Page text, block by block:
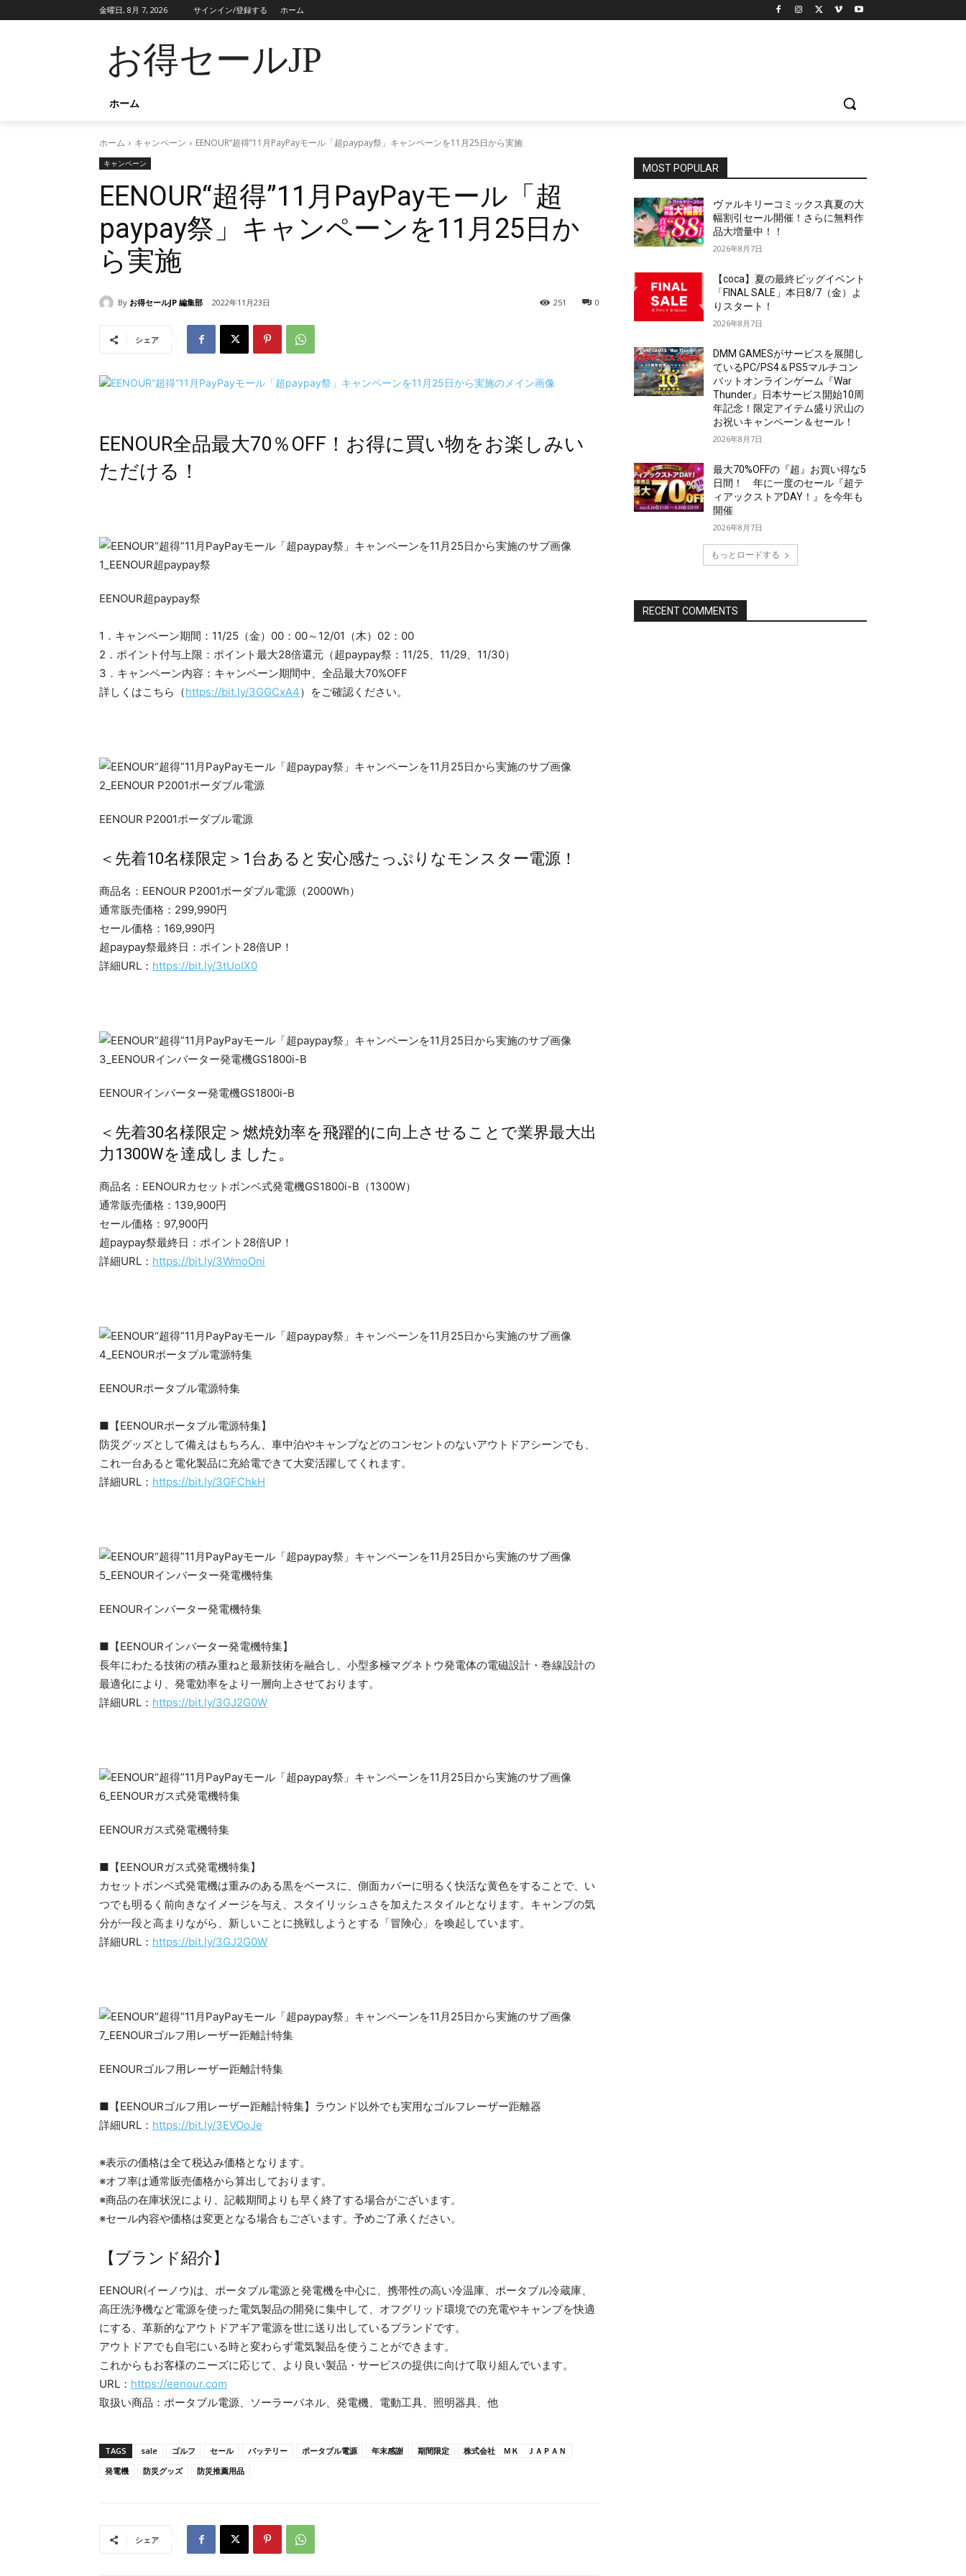
金曜日, 8月 7, 2026 サインイン/登録する ホーム
お得セールJP
ホーム
ホーム キャンペーン EENOUR“超得”11月PayPayモール「超paypay祭」キャンペーンを11月25日から実施
キャンペーン
EENOUR“超得”11月PayPayモール「超
paypay祭」キャンペーンを11月25日か
ら実施
By お得セールJP 編集部 2022年11月23日 0
251
シェア
EENOUR全品最大70％OFF！お得に買い物をお楽しみい
ただける！
EENOUR超paypay祭
1．キャンペーン期間：11/25（金）00：00～12/01（木）02：00
2．ポイント付与上限：ポイント最大28倍還元（超paypay祭：11/25、11/29、11/30）
3．キャンペーン内容：キャンペーン期間中、全品最大70%OFF
詳しくはこちら（https://bit.ly/3GGCxA4）をご確認ください。
EENOUR P2001ポーダブル電源
＜先着10名様限定＞1台あると安心感たっぷりなモンスター電源！
商品名：EENOUR P2001ポーダブル電源（2000Wh）
通常販売価格：299,990円
セール価格：169,990円
超paypay祭最終日：ポイント28倍UP！
詳細URL： https://bit.ly/3tUoIX0
EENOURインバーター発電機GS1800i-B
＜先着30名様限定＞燃焼効率を飛躍的に向上させることで業界最大出
力1300Wを達成しました。
商品名：EENOURカセットボンベ式発電機GS1800i-B（1300W）
通常販売価格：139,900円
セール価格：97,900円
超paypay祭最終日：ポイント28倍UP！
詳細URL： https://bit.ly/3WmoOni
EENOURポータブル電源特集
■【EENOURポータブル電源特集】
防災グッズとして備えはもちろん、車中泊やキャンプなどのコンセントのないアウトドアシーンでも、
これ一台あると電化製品に充給電できて大変活躍してくれます。
詳細URL： https://bit.ly/3GFChkH
EENOURインバーター発電機特集
■【EENOURインバーター発電機特集】
長年にわたる技術の積み重ねと最新技術を融合し、小型多極マグネトウ発電体の電磁設計・巻線設計の
最適化により、発電効率をより一層向上させております。
詳細URL： https://bit.ly/3GJ2G0W
EENOURガス式発電機特集
■【EENOURガス式発電機特集】
カセットボンベ式発電機は重みのある黒をベースに、側面カバーに明るく快活な黄色をすることで、い
つでも明るく前向きなイメージを与え、スタイリッシュさを加えたスタイルとなります。キャンプの気
分が一段と高まりながら、新しいことに挑戦しようとする「冒険心」を喚起しています。
詳細URL： https://bit.ly/3GJ2G0W
EENOURゴルフ用レーザー距離計特集
■【EENOURゴルフ用レーザー距離計特集】ラウンド以外でも実用なゴルフレーザー距離器
詳細URL： https://bit.ly/3EVOoJe
※表示の価格は全て税込み価格となります。
※オフ率は通常販売価格から算出しております。
※商品の在庫状況により、記載期間よりも早く終了する場合がございます。
※セール内容や価格は変更となる場合もございます。予めご了承ください。
【ブランド紹介】
EENOUR(イーノウ)は、ポータブル電源と発電機を中心に、携帯性の高い冷温庫、ポータブル冷蔵庫、
高圧洗浄機など電源を使った電気製品の開発に集中して、オフグリッド環境での充電やキャンプを快適
にする、革新的なアウトドアギア電源を世に送り出しているブランドです。
アウトドアでも自宅にいる時と変わらず電気製品を使うことができます。
これからもお客様のニーズに応じて、より良い製品・サービスの提供に向けて取り組んでいます。
URL： https://eenour.com
取扱い商品：ポータブル電源、ソーラーパネル、発電機、電動工具、照明器具、他
TAGS sale ゴルフ セール バッテリー ポータブル電源 年末感謝 期間限定
株式会社 ＭＫ ＪＡＰＡＮ
発電機
防災グッズ 防災推薦用品
シェア
MOST POPULAR
ヴァルキリーコミックス真夏の大
幅割引セール開催！さらに無料作
品大増量中！！
2026年8月7日
【coca】夏の最終ビッグイベント
「FINAL SALE」本日8/7（金）よ
りスタート！
2026年8月7日
DMM GAMESがサービスを展開し
ているPC/PS4＆PS5マルチコン
バットオンラインゲーム『War
Thunder』日本サービス開始10周
年記念！限定アイテム盛り沢山の
お祝いキャンペーン＆セール！
2026年8月7日
最大70%OFFの『超』お買い得な5
日間！ 年に一度のセール『超テ
ィアックストアDAY！』を今年も
開催
2026年8月7日
もっとロードする
RECENT COMMENTS